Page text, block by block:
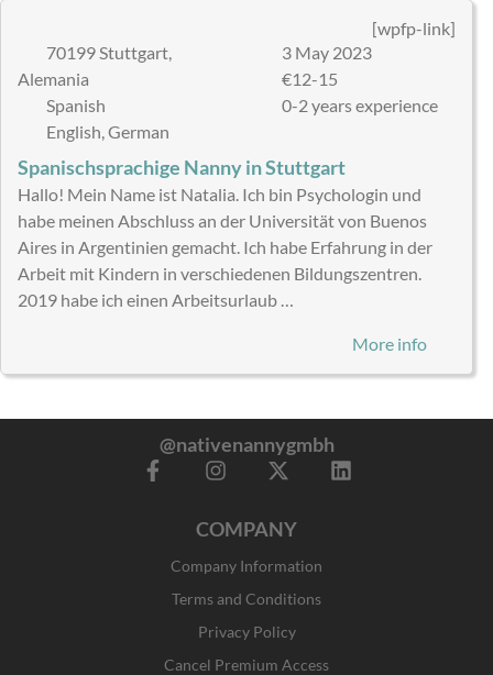
[wpfp-link]
70199 Stuttgart,
Alemania
Spanish
English, German
3 May 2023
€12-15
0-2 years experience
Spanischsprachige Nanny in Stuttgart
Hallo! Mein Name ist Natalia. Ich bin Psychologin und
habe meinen Abschluss an der Universität von Buenos
Aires in Argentinien gemacht. Ich habe Erfahrung in der
Arbeit mit Kindern in verschiedenen Bildungszentren.
2019 habe ich einen Arbeitsurlaub …
More info
@nativenannygmbh
F
I
t
a
g
r
a
m
X
w
i
t
t
e
r
L
COMPANY
Company Information
Terms and Conditions
Privacy Policy
Cancel Premium Access